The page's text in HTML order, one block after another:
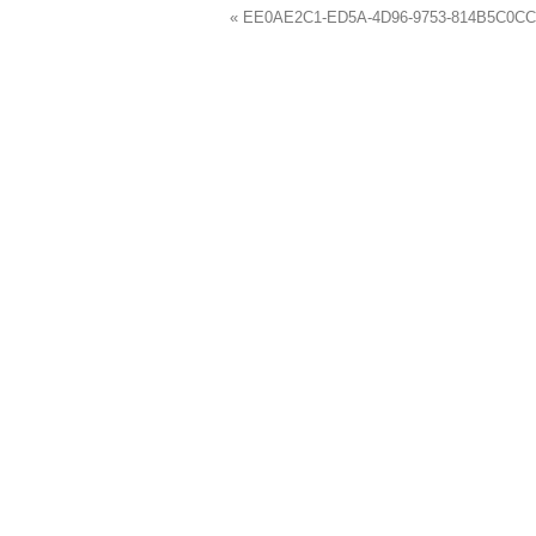
« EE0AE2C1-ED5A-4D96-9753-